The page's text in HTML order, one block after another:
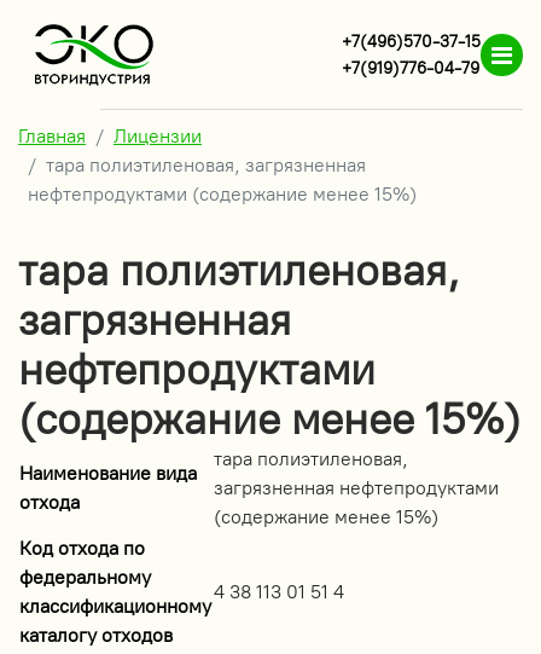
+7(496)570-37-15
+7(919)776-04-79
Главная
Лицензии
тара полиэтиленовая, загрязненная
нефтепродуктами (содержание менее 15%)
тара полиэтиленовая,
загрязненная
нефтепродуктами
(содержание менее 15%)
Наименование вида
отхода
тара полиэтиленовая,
загрязненная нефтепродуктами
(содержание менее 15%)
Код отхода по
федеральному
классификационному
каталогу отходов
4 38 113 01 51 4